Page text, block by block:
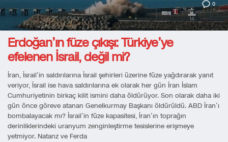
0
Erdoğan’ın füze çıkışı: Türkiye’ye
efelenen İsrail, değil mi?
İran, İsrail’in saldırılarına İsrail şehirleri üzerine füze yağdırarak yanıt
veriyor, İsrail ise hava saldırılarına ek olarak her gün İran İslam
Cumhuriyetinin birkaç kilit ismini daha öldürüyor. Son olarak daha iki
gün önce göreve atanan Genelkurmay Başkanı öldürüldü. ABD İran’ı
bombalayacak mı? İsrail’in füze kapasitesi, İran’ın toprağın
derinliklerindeki uranyum zenginleştirme tesislerine erişmeye
yetmiyor. Natanz ve Ferda